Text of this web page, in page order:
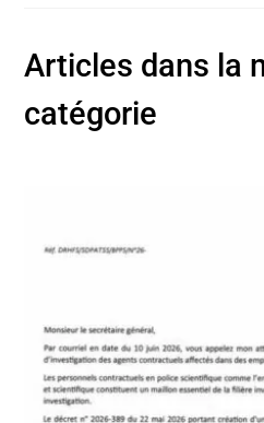
Articles dans la
catégorie